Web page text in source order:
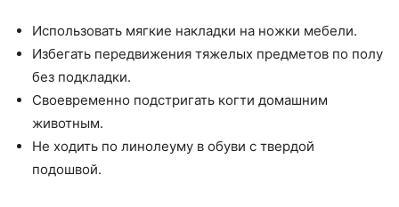
Использовать мягкие накладки на ножки мебели.
Избегать передвижения тяжелых предметов по полу
без подкладки.
Своевременно подстригать когти домашним
животным.
Не ходить по линолеуму в обуви с твердой
подошвой.